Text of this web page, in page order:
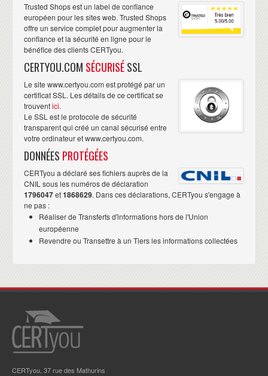
Trusted Shops est un label de confiance
européen pour les sites web. Trusted Shops
offre un service complet pour augmenter la
confiance et la sécurité en ligne pour le
bénéfice des clients CERTyou.
CERTYOU.COM SÉCURISÉSSL
Le site www.certyou.com est protégé par un
certificat SSL. Les détails de ce certificat se
trouventici.
Le SSL est le protocole de sécurité
transparent qui créé un canal sécurisé entre
votre ordinateur et www.certyou.com.
DONNÉES PROTÉGÉES
CERTyou a déclaré ses fichiers auprès de la
CNIL sous les numéros de déclaration
1796047et1868629. Dans ces déclarations, CERTyou s'engage à
ne pas :
Réaliser de Transferts d'informations hors de l'Union
européenne
Revendre ou Transettre à un Tiers les informations collectées
CERTyou, 37 rue des Mathurins